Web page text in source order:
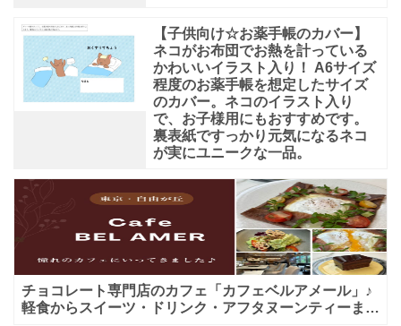
【子供向け☆お薬手帳のカバー】
ネコがお布団でお熱を計っている
かわいいイラスト入り！ A6サイズ
程度のお薬手帳を想定したサイズ
のカバー。ネコのイラスト入り
で、お子様用にもおすすめです。
裏表紙ですっかり元気になるネコ
が実にユニークな一品。
チョコレート専門店のカフェ「カフェベルアメール」♪
軽食からスイーツ・ドリンク・アフタヌーンティーまで